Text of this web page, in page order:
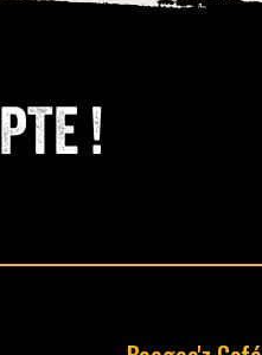
!